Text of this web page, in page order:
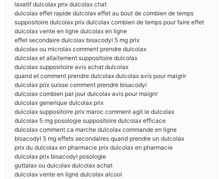
laxatif dulcolax prix dulcolax chat
dulcolax effet rapide dulcolax effet au bout de combien de temps
suppositoire dulcolax prix dulcolax combien de temps pour faire effet
dulcolax vente en ligne dulcolax en ligne
effet secondaire dulcolax bisacodyl 5 mg prix
dulcolax ou microlax comment prendre dulcolax
dulcolax et allaitement suppositoire dulcolax
dulcolax suppositoire avis achat dulcolax
quand et comment prendre dulcolax dulcolax avis pour maigrir
dulcolax prix suisse comment prendre bisacodyl
dulcolax combien par jour dulcolax avis pour maigrir
dulcolax generique dulcolax prix
dulcolax suppositoire prix maroc comment agit le dulcolax
dulcolax 5 mg posologie suppositoire dulcolax efficace
dulcolax comment ca marche dulcolax commande en ligne
bisacodyl 5 mg effets secondaires quand prendre un dulcolax
prix du dulcolax en pharmacie prix dulcolax en pharmacie
dulcolax prix bisacodyl posologie
guttalax ou dulcolax dulcolax achat
dulcolax vente en ligne dulcolax alcool